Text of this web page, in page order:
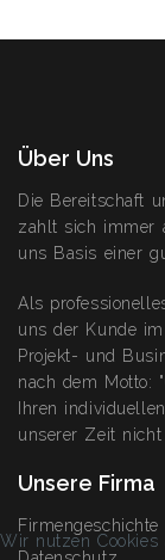
Über Uns
Die Bereitschaft
zahlt sich immer
uns Basis einer
Als
uns der Kunde
Projekt- und
nach dem Motto:
Ihren
unserer Zeit
Unsere Firma
Firmengeschichte
Wir nutzen Cookies